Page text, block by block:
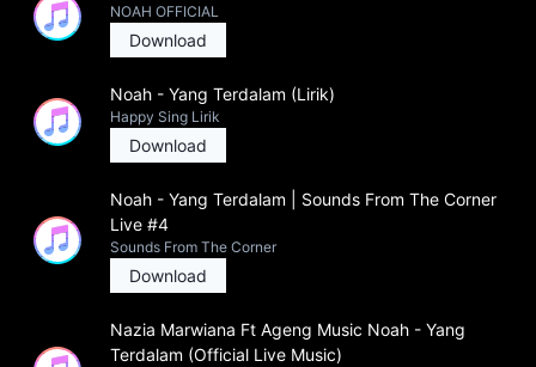
NOAH OFFICIAL
Download
Noah - Yang Terdalam (Lirik)
Happy Sing Lirik
Download
Noah - Yang Terdalam | Sounds From The Corner
Live #4
Sounds From The Corner
Download
Nazia Marwiana Ft Ageng Music Noah - Yang
Terdalam (Official Live Music)